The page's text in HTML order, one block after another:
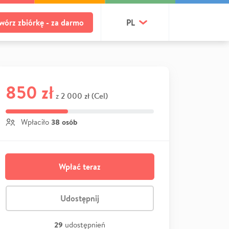
zbiórkę - za darmo PL
850 zł z 2 000 zł (Cel)
Wpłaciło 38 osób
Wpłać teraz
Udostępnij
29 udostępnień